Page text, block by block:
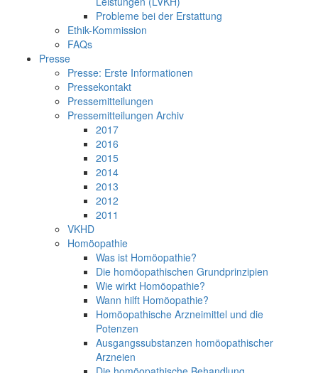
Probleme bei der Erstattung
Ethik-Kommission
FAQs
Presse
Presse: Erste Informationen
Pressekontakt
Pressemitteilungen
Pressemitteilungen Archiv
2017
2016
2015
2014
2013
2012
2011
VKHD
Homöopathie
Was ist Homöopathie?
Die homöopathischen Grundprinzipien
Wie wirkt Homöopathie?
Wann hilft Homöopathie?
Homöopathische Arzneimittel und die
Potenzen
Ausgangssubstanzen homöopathischer
Arzneien